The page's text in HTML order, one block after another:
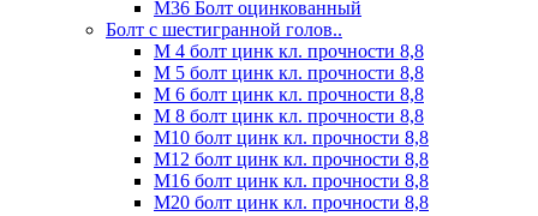
М36 Болт оцинкованный
Болт с шестигранной голов..
М 4 болт цинк кл. прочности 8,8
М 5 болт цинк кл. прочности 8,8
М 6 болт цинк кл. прочности 8,8
М 8 болт цинк кл. прочности 8,8
М10 болт цинк кл. прочности 8,8
М12 болт цинк кл. прочности 8,8
М16 болт цинк кл. прочности 8,8
М20 болт цинк кл. прочности 8,8